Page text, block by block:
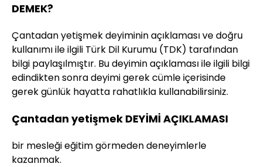
DEMEK?
Çantadan yetişmek deyiminin açıklaması ve doğru
kullanımı ile ilgili Türk Dil Kurumu (TDK) tarafından
bilgi paylaşılmıştır. Bu deyimin açıklaması ile ilgili bilgi
edindikten sonra deyimi gerek cümle içerisinde
gerek günlük hayatta rahatlıkla kullanabilirsiniz.
Çantadan yetişmek DEYİMİ AÇIKLAMASI
bir mesleği eğitim görmeden deneyimlerle
kazanmak.